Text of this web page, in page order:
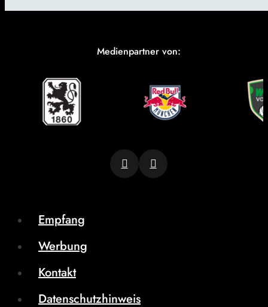
Medienpartner von:
Empfang
Werbung
Kontakt
Datenschutzhinweis